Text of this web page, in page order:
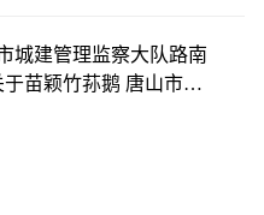
城建管理监察大队路南
苗颖竹荪鹅 唐山市城
业监察分队西北简述)